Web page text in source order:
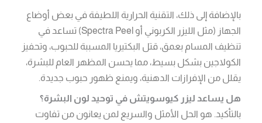
بالإضافة إلى ذلك، التقنية الحرارية اللطيفة في بعض أوضاع
الجهاز (مثل الليزر الكربوني أو Spectra Peel) تساعد في
تنظيف المسام بعمق، قتل البكتيريا المسببة للحبوب، وتحفيز
الكولاجين بشكل بسيط، مما يحسن المظهر العام للبشرة،
يقلل من الإفرازات الدهنية، ويمنع ظهور حبوب جديدة.
هل يساعد ليزر كيوسويتش في توحيد لون البشرة؟
بالتأكيد. هو الحل الأمثل والسريع لمن يعانون من تفاوت